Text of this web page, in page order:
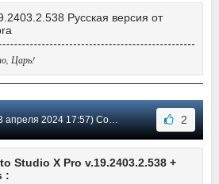
Русская версия от
Царь!
2024 17:57) Сообщение #541 2
Studio X Pro v.19.2403.2.538 +
: